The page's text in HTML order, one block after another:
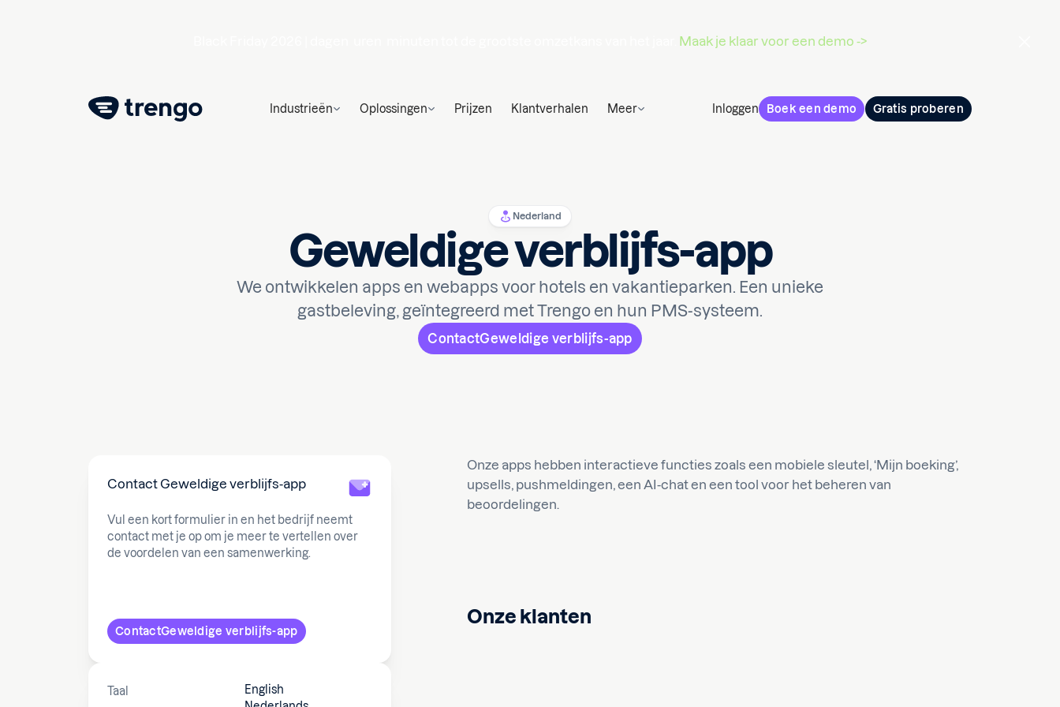
Maak je klaar voor een demo ->
Industrieën Oplossingen Prijzen Klantverhalen Meer Inloggen Boek een demo Gratis proberen
Nederland
Geweldige verblijfs-app
We ontwikkelen apps en webapps voor hotels en vakantieparken. Een unieke
gastbeleving, geïntegreerd met Trengo en hun PMS-systeem.
ContactGeweldige verblijfs-app
Contact Geweldige verblijfs-app
Vul een kort formulier in en het bedrijf neemt
contact met je op om je meer te vertellen over
de voordelen van een samenwerking.
ContactGeweldige verblijfs-app
Taal
English
Onze apps hebben interactieve functies zoals een mobiele sleutel, ‘Mijn boeking’,
upsells, pushmeldingen, een AI-chat en een tool voor het beheren van
beoordelingen.
Onze klanten